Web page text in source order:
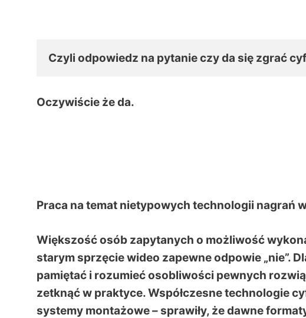
Czyli odpowiedz na pytanie czy da się zgrać
Oczywiście że da.
Praca na temat nietypowych technologii nagrań
Większość osób zapytanych o możliwość
starym sprzęcie wideo zapewne odpowie „nie”.
pamiętać i rozumieć osobliwości pewnych
zetknąć w praktyce. Współczesne technologie
systemy montażowe – sprawiły, że dawne